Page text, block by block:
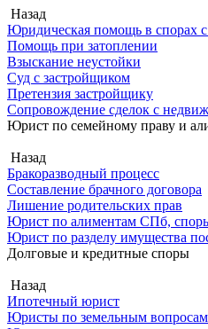
Назад
Юридическая помощь в спорах
Помощь при затоплении
Взыскание неустойки
Суд с застройщиком
Претензия застройщику
Сопровождение сделок с
Юрист по семейному праву и
Назад
Бракоразводный процесс
Составление брачного договора
Лишение родительских прав
Юрист по алиментам СПб,
Юрист по разделу имущества
Долговые и кредитные споры
Назад
Ипотечный юрист
Юристы по земельным